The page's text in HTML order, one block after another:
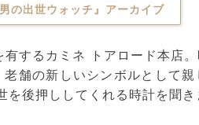
の出世ウォッチ』アーカイブ
するカミネ トアロード本店
舗の新しいシンボルとして
を後押ししてくれる時計を聞